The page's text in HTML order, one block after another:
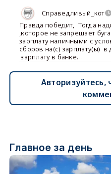
Справедливый_кот
Правда победит, Тогда
,которое не запрещает
зарплату наличными с
сборов на(с) зарплату(ы)
зарплату в банке...
Авторизуйтесь,
Главное за день